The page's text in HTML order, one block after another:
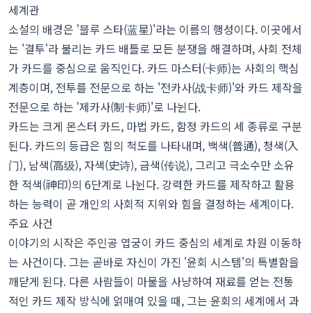
세계관
소설의 배경은 '블루 스타(蓝星)'라는 이름의 행성이다. 이곳에서
는 '결투'라 불리는 카드 배틀로 모든 분쟁을 해결하며, 사회 전체
가 카드를 중심으로 움직인다. 카드 마스터(卡师)는 사회의 핵심
계층이며, 전투를 전문으로 하는 '전카사(战卡师)'와 카드 제작을
전문으로 하는 '제카사(制卡师)'로 나뉜다.
카드는 크게 몬스터 카드, 마법 카드, 함정 카드의 세 종류로 구분
된다. 카드의 등급은 힘의 척도를 나타내며, 백색(普通), 청색(入
门), 남색(高级), 자색(史诗), 금색(传说), 그리고 극소수만 소유
한 적색(神印)의 6단계로 나뉜다. 강력한 카드를 제작하고 활용
하는 능력이 곧 개인의 사회적 지위와 힘을 결정하는 세계이다.
주요 사건
이야기의 시작은 주인공 엽궁이 카드 중심의 세계로 차원 이동하
는 사건이다. 그는 곧바로 자신이 가진 '윤회 시스템'의 특별함을
깨닫게 된다. 다른 사람들이 마물을 사냥하여 재료를 얻는 전통
적인 카드 제작 방식에 얽매여 있을 때, 그는 윤회의 세계에서 과